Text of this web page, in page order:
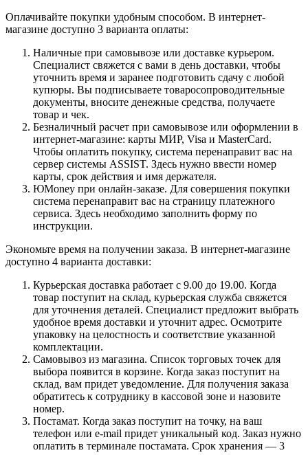
Оплачивайте покупки удобным способом. В интернет-
магазине доступно 3 варианта оплаты:
Наличные при самовывозе или доставке курьером.
Специалист свяжется с вами в день доставки, чтобы
уточнить время и заранее подготовить сдачу с любой
купюры. Вы подписываете товаросопроводительные
документы, вносите денежные средства, получаете
товар и чек.
Безналичный расчет при самовывозе или оформлении в
интернет-магазине: карты МИР, Visa и MasterCard.
Чтобы оплатить покупку, система перенаправит вас на
сервер системы ASSIST. Здесь нужно ввести номер
карты, срок действия и имя держателя.
ЮMoney при онлайн-заказе. Для совершения покупки
система перенаправит вас на страницу платежного
сервиса. Здесь необходимо заполнить форму по
инструкции.
Экономьте время на получении заказа. В интернет-магазине
доступно 4 варианта доставки:
Курьерская доставка работает с 9.00 до 19.00. Когда
товар поступит на склад, курьерская служба свяжется
для уточнения деталей. Специалист предложит выбрать
удобное время доставки и уточнит адрес. Осмотрите
упаковку на целостность и соответствие указанной
комплектации.
Самовывоз из магазина. Список торговых точек для
выбора появится в корзине. Когда заказ поступит на
склад, вам придет уведомление. Для получения заказа
обратитесь к сотруднику в кассовой зоне и назовите
номер.
Постамат. Когда заказ поступит на точку, на ваш
телефон или e-mail придет уникальный код. Заказ нужно
оплатить в терминале постамата. Срок хранения — 3